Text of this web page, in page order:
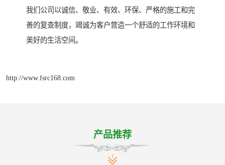
我们公司以诚信、敬业、有效、环保、严格的施工和完
善的复查制度，竭诚为客户营造一个舒适的工作环境和
美好的生活空间。
http://www.fsrc168.com
产品推荐